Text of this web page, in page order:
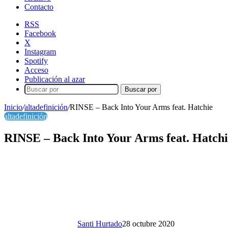
Contacto
RSS
Facebook
X
Instagram
Spotify
Acceso
Publicación al azar
Buscar por
Inicio/altadefinición/RINSE – Back Into Your Arms feat. Hatchie
altadefinición
RINSE – Back Into Your Arms feat.
Santi Hurtado28 octubre 2020